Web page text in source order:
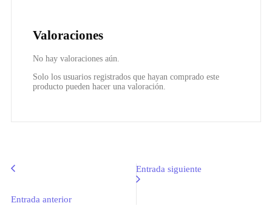
Valoraciones
No hay valoraciones aún.
Solo los usuarios registrados que hayan comprado este
producto pueden hacer una valoración.
Entrada anterior
Entrada siguiente